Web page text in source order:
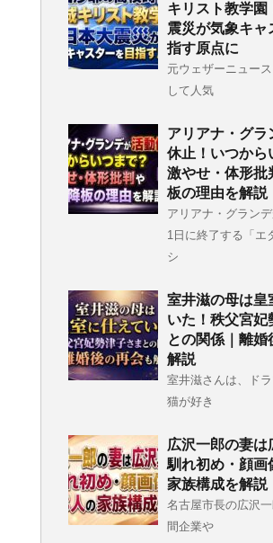
キリスト教学園
震災が気象キャ
指す原点に
元ウェザーニュー
して人気
アリアナ・グラ
休止！いつから
激やせ・体形批
板の理由を解説
アリアナ・グラン
1日に終了する「エ
シ
室井滋の母は皇
いた！秩父宮妃
との関係｜離婚
解説
室井滋さんは、ド
猫が好き
広沢一郎の妻は
馴れ初め・顔画
家族構成を解説
名古屋市長の広沢
間企業や